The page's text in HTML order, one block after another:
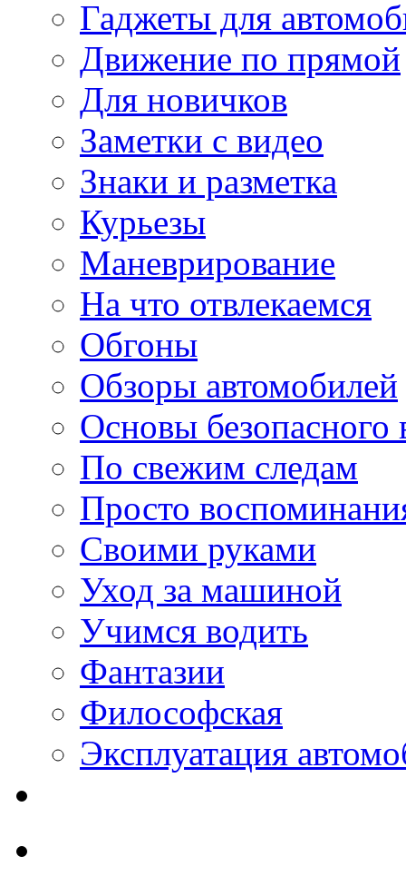
Гаджеты для
Движение по прямой
Для новичков
Заметки с видео
Знаки и разметка
Курьезы
Маневрирование
На что отвлекаемся
Обгоны
Обзоры автомобилей
Основы безопасного
По свежим следам
Просто
Своими руками
Уход за машиной
Учимся водить
Фантазии
Философская
Эксплуатация